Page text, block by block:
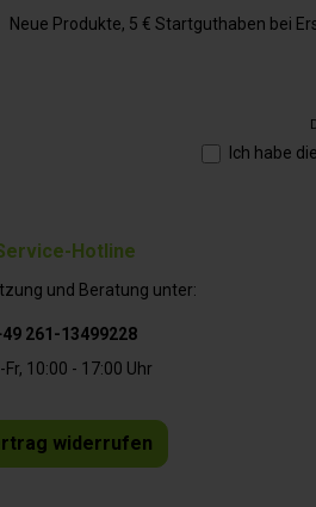
Hotline
und Beratung unter:
261-13499228
Fr, 10:00 - 17:00 Uhr
widerrufen
Neue Produkte, 5 € Startguthaben bei
Ich habe die